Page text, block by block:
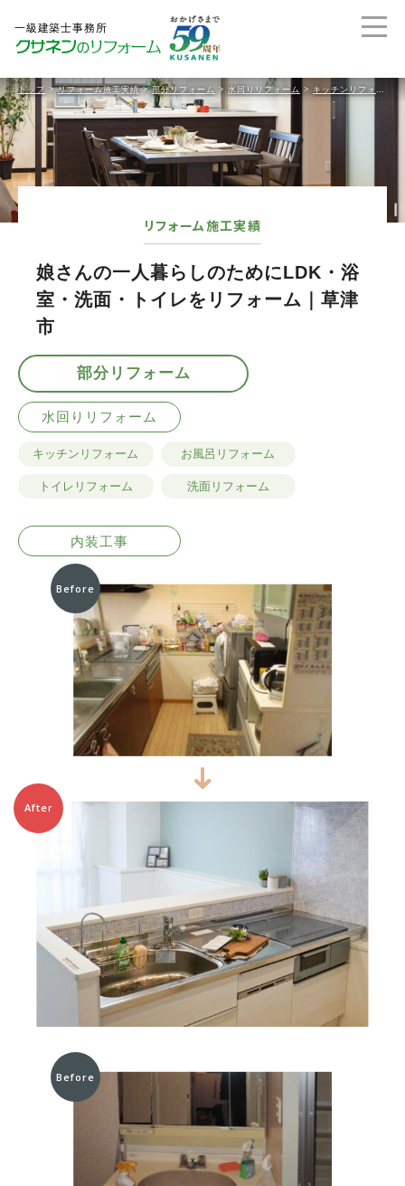
トップ >リフォーム施工実績>部分リフォーム > 水回りリフォーム > キッチンリフォーム
リフォーム施工実績
娘さんの一人暮らしのためにLDK・浴
室・洗面・トイレをリフォーム｜草津
市
部分リフォーム
水回りリフォーム
キッチンリフォーム お風呂リフォーム
トイレリフォーム 洗面リフォーム
内装工事
Before
After
Before